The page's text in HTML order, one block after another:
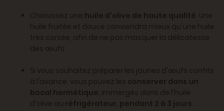
Choisissez une huile d'olive de haute qualité. Une
huile fruitée et douce conviendra mieux qu'une huile
très corsée, afin de ne pas masquer la délicatesse
des œufs.
Si vous souhaitez préparer les jaunes d'œufs confits
à l'avance, vous pouvez les conserver dans un
bocal hermétique, immergés dans de l'huile
d'olive au réfrigérateur, pendant 2 à 3 jours.